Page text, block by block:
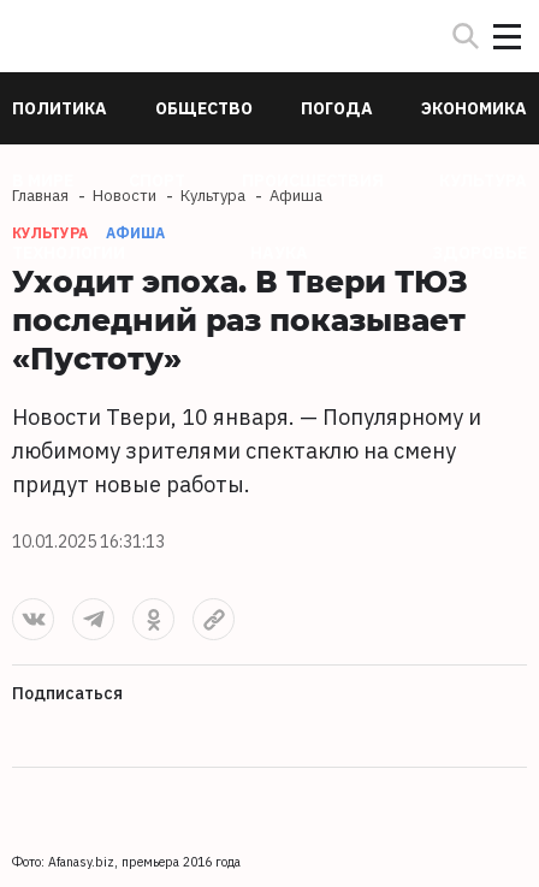
ПОЛИТИКА ОБЩЕСТВО ПОГОДА ЭКОНОМИКА
Главная Новости Культура Афиша
КУЛЬТУРА АФИША
Уходит эпоха. В Твери ТЮЗ
последний раз показывает
«Пустоту»
Новости Твери, 10 января. — Популярному и
любимому зрителями спектаклю на смену
придут новые работы.
10.01.2025 16:31:13
Подписаться
Фото: Afanasy.biz, премьера 2016 года